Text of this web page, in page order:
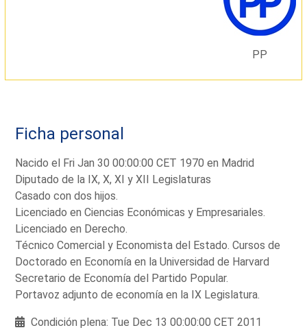
PP
Ficha personal
Nacido el Fri Jan 30 00:00:00 CET 1970 en Madrid
Diputado de la IX, X, XI y XII Legislaturas
Casado con dos hijos.
Licenciado en Ciencias Económicas y Empresariales.
Licenciado en Derecho.
Técnico Comercial y Economista del Estado. Cursos de
Doctorado en Economía en la Universidad de Harvard
Secretario de Economía del Partido Popular.
Portavoz adjunto de economía en la IX Legislatura.
Condición plena: Tue Dec 13 00:00:00 CET 2011